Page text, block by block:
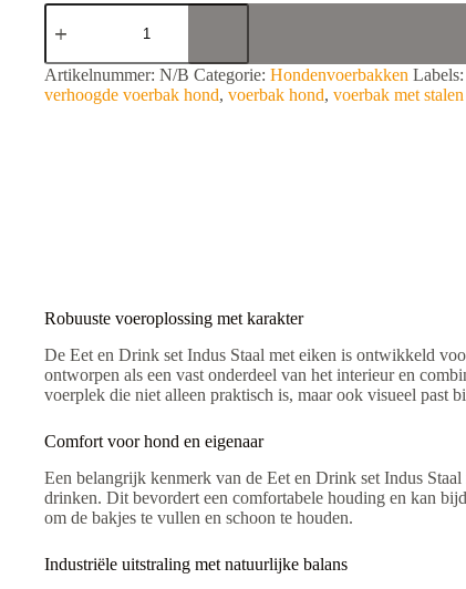
Eet
en
set
Indus
Staal
A
l
Artikelnummer: N/B Categorie: Hondenvoerbakken Labels:
verhoogde voerbak hond, voerbak hond, voerbak met
Robuuste voeroplossing met karakter
De Eet en Drink set Indus Staal met eiken is ontwikkeld
ontworpen als een vast onderdeel van het interieur en
voerplek die niet alleen praktisch is, maar ook visueel past
Comfort voor hond en eigenaar
Een belangrijk kenmerk van de Eet en Drink set Indus
drinken. Dit bevordert een comfortabele houding en kan
om de bakjes te vullen en schoon te houden.
Industriële uitstraling met natuurlijke balans